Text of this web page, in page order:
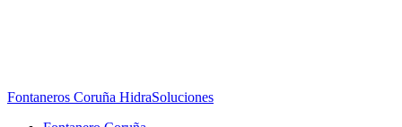
Fontaneros Coruña HidraSoluciones